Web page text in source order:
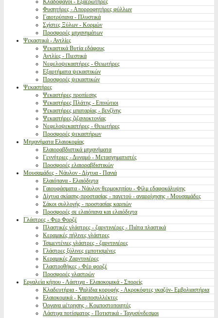
Κλαδοφάγοι - Εξαερωτήρες
Φυσητήρες - Απορροφητήρες φύλλων
Γαιοτρύπανα - Πλυστικά
Σχίστες Ξύλων - Κορμών
Προσφορές μηχανημάτων
Ψεκαστικά - Αντλίες
Ψεκαστικά Βυτία εδάφους
Αντλίες - Πιεστικά
Νεφελοψεκαστήρες - Θειωτήρες
Εξαρτήματα ψεκαστικών
Προσφορές ψεκαστικών
Ψεκαστήρες
Ψεκαστήρες προπίεσης
Ψεκαστήρες Πλάτης - Επινώτιοι
Ψεκαστήρες μπαταρίας - βενζίνης
Ψεκαστήρες ζιζανιοκτονίας
Νεφελοψεκαστήρες - Θειωτήρες
Προσφορές ψεκαστήρων
Μηχανήματα Ελαιοκομίας
Ελαιοραβδιστικά μηχανήματα
Γεννήτριες - Δυναμό - Μετασχηματιστές
Προσφορές ελαιοραβδιστικών
Μουσαμάδες - Νάυλον - Δίχτυα - Πανιά
Ελαιόπανα - Ελαιόδιχτα
Γαιουφάσματα - Νάυλον θερμοκηπίου - Φίλμ εδαφοκάλυψης
Δίχτυα σκίασης-προστασίας - παγετού - αναρρίχησης - Μουσαμάδες
Σάκοι συλλογής - προστασίας καρπών
Προσφορές σε ελαιόπανα και ελαιόδιχτα
Γλάστρες - Φερ Φορζέ
Πλαστικές γλάστρες - ζαρντινιέρες - Πιάτα πλαστικά
Κεραμικές πήλινες γλάστρες
Τσιμεντένιες γλάστρες - ζαρντινιέρες
Γλάστρες ξύλινες εμποτισμένες
Κεραμικές Ζαρντινιέρες
Γλαστροθήκες - Φέρ φορζέ
Προσφορές γλαστρών
Εργαλεία κήπου - Λάστιχα - Ελαιοκομικά - Σπορείς
Κλαδευτήρια - Ψαλίδια κορυφής - Ακροκόφτες γκαζόν- Εμβολιαστήρια
Ελαιοκομικά - Καρποσυλλέκτες
Όργανα μέτρησης - Κομποστοποιητές
Λάστιχα ποτίσματος - Ποτιστικά - Ταχυσύνδεσμοι